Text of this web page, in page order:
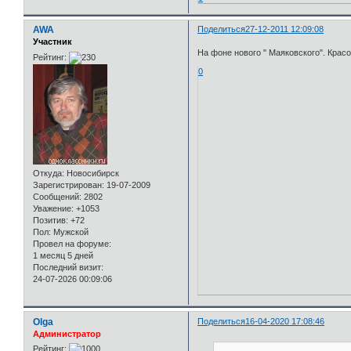
Поделиться27-12-2011 12:09:08
AWA
Участник
Рейтинг:
Откуда: Новосибирск
Зарегистрирован: 19-07-2009
Сообщений: 2802
Уважение: +1053
Позитив: +72
Пол: Мужской
Провел на форуме:
1 месяц 5 дней
Последний визит:
24-07-2026 00:09:06
На фоне нового " Маяковского".
0
Поделиться16-04-2020 17:08:46
Olga
Администратор
Рейтинг: